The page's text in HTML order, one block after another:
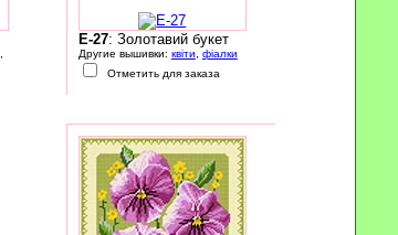
E-27: Золотавий букет
Другие вышивки: квіти
фіалки
Отметить для заказа